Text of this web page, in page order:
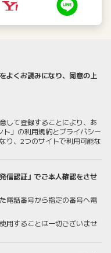
よくお読みになり、同意の上
して登録することにより、あ
」の利用規約とプライバシー
り、2つのサイトで利用可能な
信認証」でご本人確認をさせ
電話番号から指定の番号へ電
用することは一切ございませ